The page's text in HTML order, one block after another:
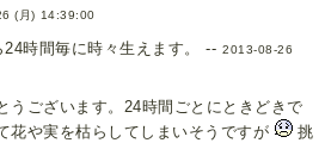
(月) 14:39:00
時間毎に時々生えます。 -- 2013-08-26
うございます。24時間ごとにときどきで
花や実を枯らしてしまいそうですが
挑